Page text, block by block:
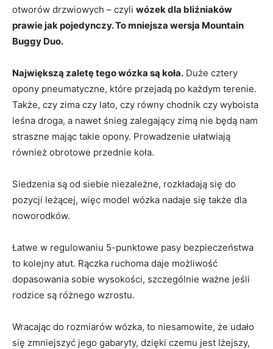
otworów drzwiowych – czyli wózek dla bliźniaków
prawie jak pojedynczy. To mniejsza wersja Mountain
Buggy Duo.
Największą zaletę tego wózka są koła. Duże cztery
opony pneumatyczne, które przejadą po każdym terenie.
Także, czy zima czy lato, czy równy chodnik czy wyboista
leśna droga, a nawet śnieg zalegający zimą nie będą nam
straszne mając takie opony. Prowadzenie ułatwiają
również obrotowe przednie koła.
Siedzenia są od siebie niezależne, rozkładają się do
pozycji leżącej, więc model wózka nadaje się także dla
noworodków.
Łatwe w regulowaniu 5-punktowe pasy bezpieczeństwa
to kolejny atut. Rączka ruchoma daje możliwość
dopasowania sobie wysokości, szczególnie ważne jeśli
rodzice są różnego wzrostu.
Wracając do rozmiarów wózka, to niesamowite, że udało
się zmniejszyć jego gabaryty, dzięki czemu jest lżejszy,